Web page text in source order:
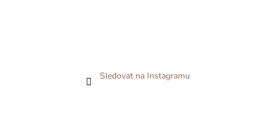
Sledovat na Instagramu